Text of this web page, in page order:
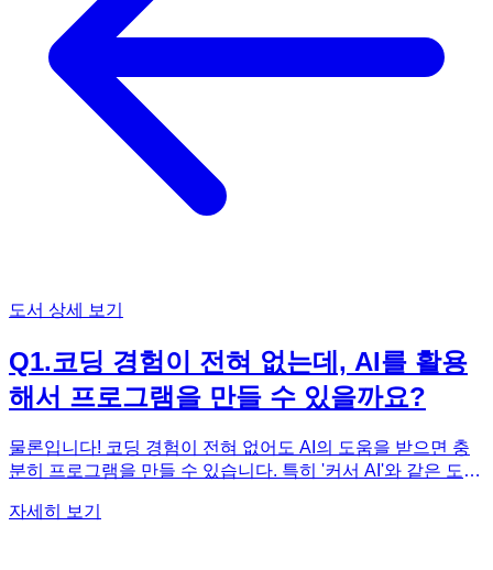
도서 상세 보기
Q1.코딩 경험이 전혀 없는데, AI를 활용
해서 프로그램을 만들 수 있을까요?
물론입니다! 코딩 경험이 전혀 없어도 AI의 도움을 받으면 충
분히 프로그램을 만들 수 있습니다. 특히 '커서 AI'와 같은 도구
는 프로그램을 만들어낼 수 있습니다. 이 책, 《요즘 바이브 코
자세히 보기